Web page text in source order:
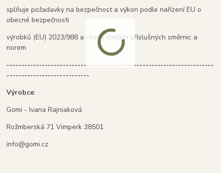
splňuje požadavky na bezpečnost a výkon podle nařízení EU o
obecné bezpečnosti
výrobků (EU) 2023/988 a všech dalších příslušných směrnic a
norem.
----------------------------------------------------------------------
----------------------------
Výrobce:
Gomi - Ivana Rajniaková
Rožmberská 71 Vimperk 38501
info@gomi.cz